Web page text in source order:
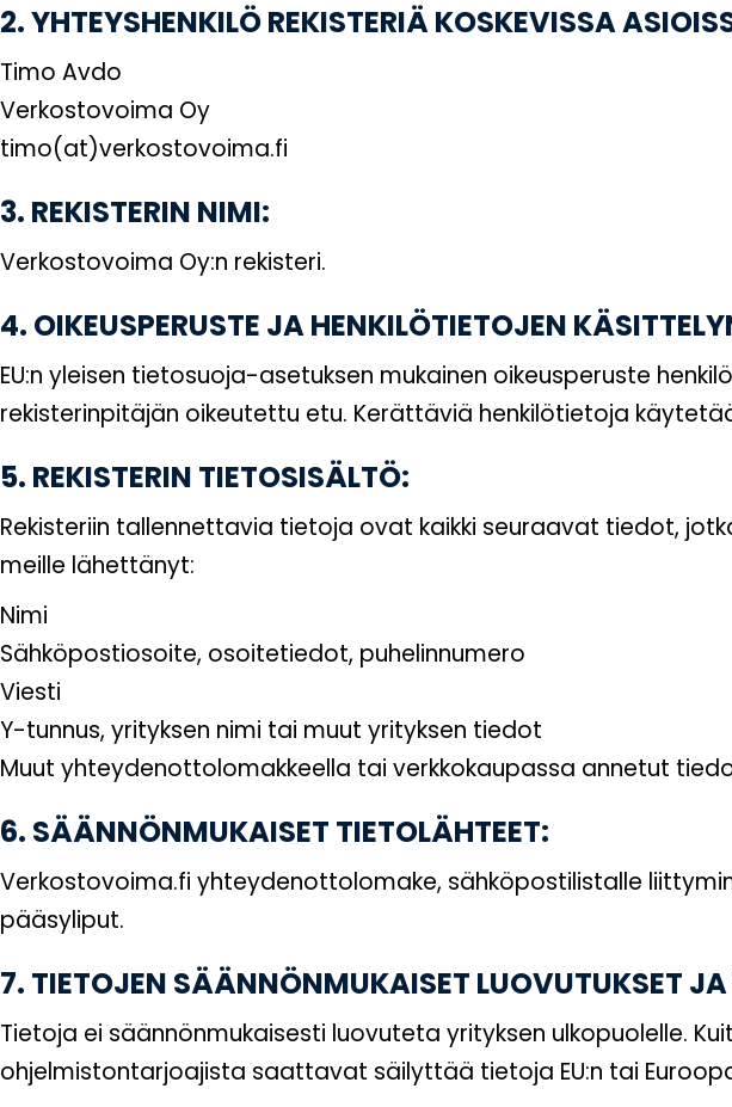
2. YHTEYSHENKILÖ REKISTERIÄ KOSKEVISSA
Timo Avdo
Verkostovoima Oy
timo(at)verkostovoima.fi
3. REKISTERIN NIMI:
Verkostovoima Oy:n rekisteri.
4. OIKEUSPERUSTE JA HENKILÖTIETOJEN
EU:n yleisen tietosuoja-asetuksen mukainen oikeusperuste
rekisterinpitäjän oikeutettu etu. Kerättäviä henkilötietoja
5. REKISTERIN TIETOSISÄLTÖ:
Rekisteriin tallennettavia tietoja ovat kaikki seuraavat tiedot,
meille lähettänyt:
Nimi
Sähköpostiosoite, osoitetiedot, puhelinnumero
Viesti
Y-tunnus, yrityksen nimi tai muut yrityksen tiedot
Muut yhteydenottolomakkeella tai verkkokaupassa annetut
6. SÄÄNNÖNMUKAISET TIETOLÄHTEET:
Verkostovoima.fi yhteydenottolomake, sähköpostilistalle
pääsyliput.
7. TIETOJEN SÄÄNNÖNMUKAISET LUOVUTUKSET
Tietoja ei säännönmukaisesti luovuteta yrityksen ulkopuolelle.
ohjelmistontarjoajista saattavat säilyttää tietoja EU:n tai